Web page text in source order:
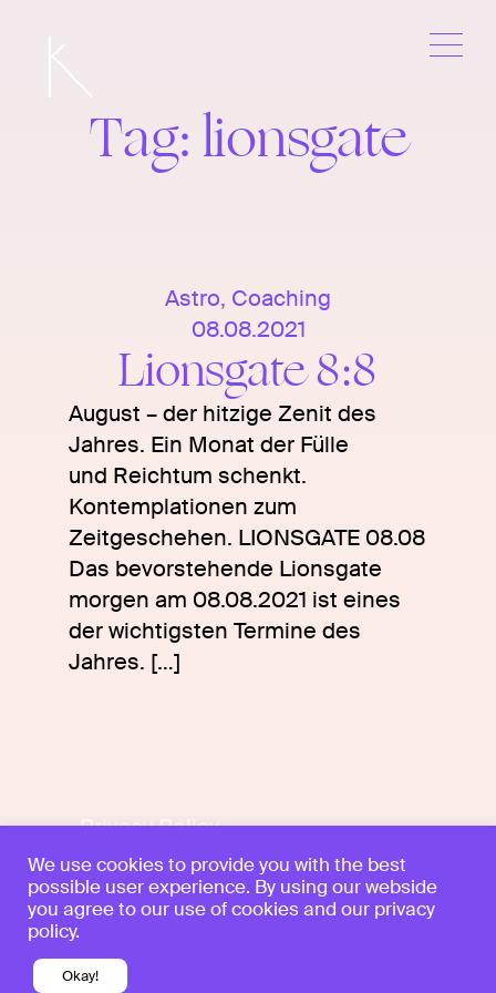
Skip
Tag:lionsgate
Astro, Coaching
08.08.2021
Lionsgate 8:8
August – der hitzige Zenit des
Jahres. Ein Monat der Fülle
und Reichtum schenkt.
Kontemplationen zum
Zeitgeschehen. LIONSGATE 08.08
Das bevorstehende Lionsgate
morgen am 08.08.2021 ist eines
der wichtigsten Termine des
Jahres. […]
Privacy Policy
Legal notice
Follow
We use cookies to provide you with the best
possible user experience. By using our webside
you agree to our use of cookies and our privacy
policy.
Okay!